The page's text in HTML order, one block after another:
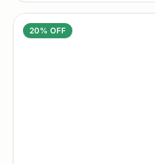
20% OFF